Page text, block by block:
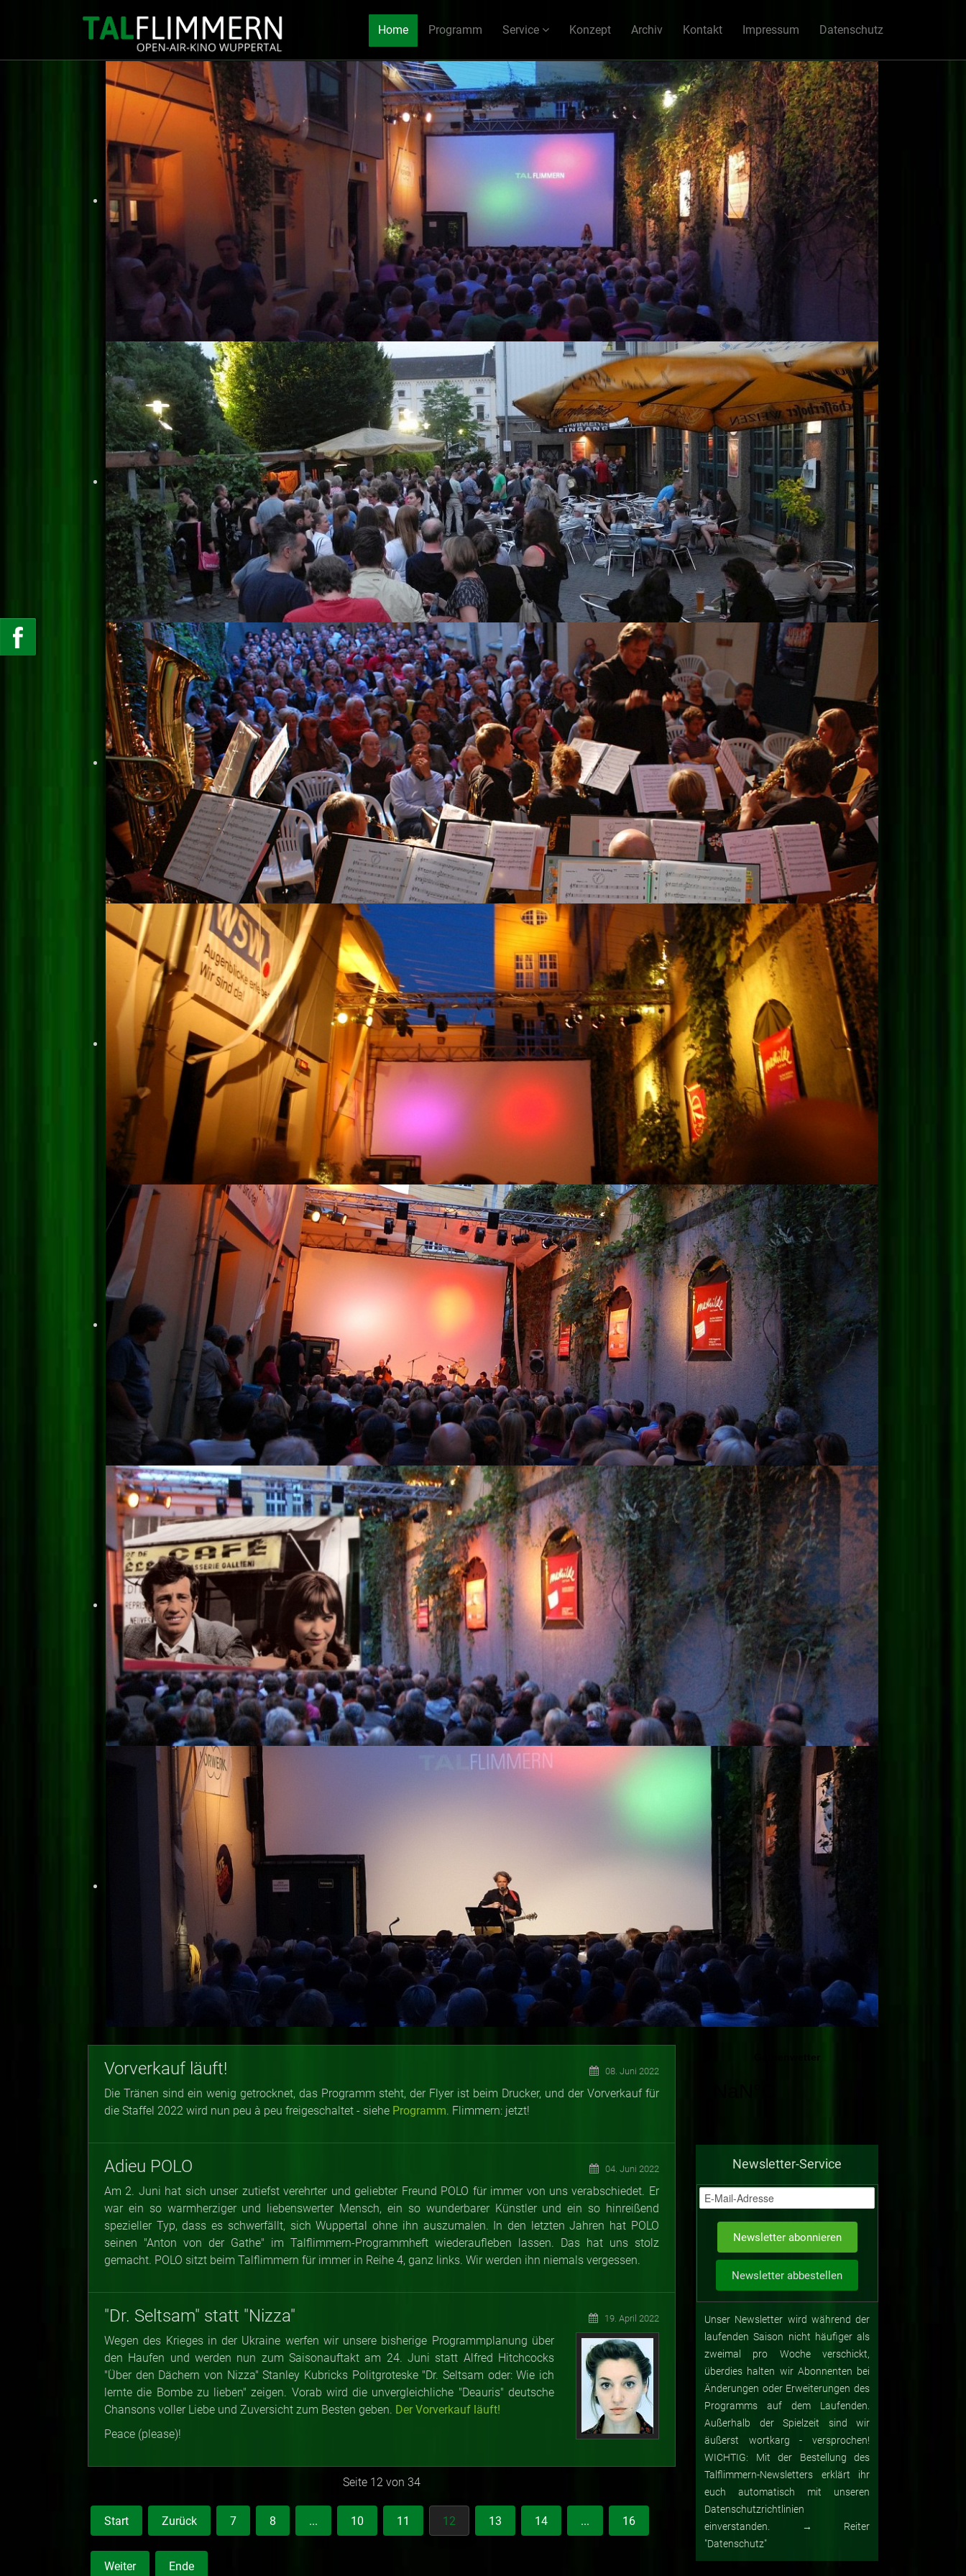
Home Programm Service Konzept Archiv Kontakt Impressum Datenschutz
Vorverkauf läuft! 08. Juni 2022
Die Tränen sind ein wenig getrocknet, das Programm steht, der Flyer ist beim Drucker, und der Vorverkauf für
die Staffel 2022 wird nun peu à peu freigeschaltet - siehe Programm. Flimmern: jetzt!
Adieu POLO 04. Juni 2022
Am 2. Juni hat sich unser zutiefst verehrter und geliebter Freund POLO für immer von uns verabschiedet. Er
war ein so warmherziger und liebenswerter Mensch, ein so wunderbarer Künstler und ein so hinreißend
spezieller Typ, dass es schwerfällt, sich Wuppertal ohne ihn auszumalen. In den letzten Jahren hat POLO
seinen "Anton von der Gathe" im Talflimmern-Programmheft wiederaufleben lassen. Das hat uns stolz
gemacht. POLO sitzt beim Talflimmern für immer in Reihe 4, ganz links. Wir werden ihn niemals vergessen.
"Dr. Seltsam" statt "Nizza" 19. April 2022
Wegen des Krieges in der Ukraine werfen wir unsere bisherige Programmplanung über
den Haufen und werden nun zum Saisonauftakt am 24. Juni statt Alfred Hitchcocks
"Über den Dächern von Nizza" Stanley Kubricks Politgroteske "Dr. Seltsam oder: Wie ich
lernte die Bombe zu lieben" zeigen. Vorab wird die unvergleichliche "Deauris" deutsche
Chansons voller Liebe und Zuversicht zum Besten geben. Der Vorverkauf läuft!
Peace (please)!
Seite 12 von 34
Start Zurück 7 8 ... 10 11 12 13 14 ... 16
Weiter Ende
Newsletter-Service
Unser Newsletter wird während der
laufenden Saison nicht häufiger als
zweimal pro Woche verschickt,
überdies halten wir Abonnenten bei
Änderungen oder Erweiterungen des
Programms auf dem Laufenden.
Außerhalb der Spielzeit sind wir
äußerst wortkarg - versprochen!
WICHTIG: Mit der Bestellung des
Talflimmern-Newsletters erklärt ihr
euch automatisch mit unseren
Datenschutzrichtlinien
einverstanden. → Reiter
"Datenschutz"